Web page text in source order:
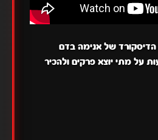
הדיסקורד של אנימה בדם
על מתי יוצא פרקים ולהכיר